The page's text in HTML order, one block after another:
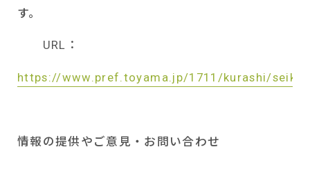
す。
URL ：
https://www.pref.toyama.jp/1711/kurashi/
情報の提供やご意見・お問い合わせ